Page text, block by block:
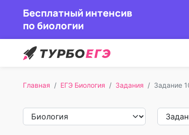
Бесплатный интенсив
по биологии
Главная ЕГЭ Биология Задания Задание